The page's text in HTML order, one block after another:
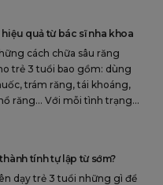
quả từ bác sĩ nha khoa
cách chữa sâu răng
trẻ 3 tuổi bao gồm: dùng
trám răng, tái khoáng,
răng… Với mỗi tình trạng
tính tự lập từ sớm?
dạy trẻ 3 tuổi những gì để